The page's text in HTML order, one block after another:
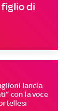
figlio di
lancia
con la voce